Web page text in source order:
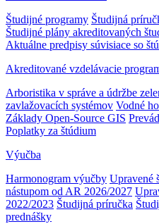
Študijné programy Študijná
Študijné plány akreditovaných
Aktuálne predpisy súvisiace so
Akreditované vzdelávacie
Arboristika v správe a údržbe
zavlažovacích systémov Vodné
Základy Open-Source GIS
Poplatky za štúdium
Výučba
Harmonogram výučby Upravené
nástupom od AR 2026/2027
2022/2023 Študijná príručka
prednášky